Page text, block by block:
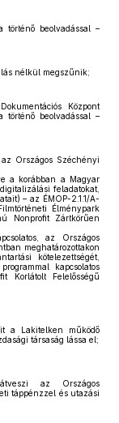
történő beolvadással –
nélkül megszűnik;
Központ
történő beolvadással –
Országos Széchényi
a korábban a Magyar
feladatokat,
– az ÉMOP-2.1.1/A-
Élménypark
Nonprofit Zártkörűen
az Országos
meghatározottakon
kötelezettségét,
kapcsolatos
Korlátolt Felelősségű
a Lakitelken működő
társaság lássa el;
az Országos
táppénzzel és utazási